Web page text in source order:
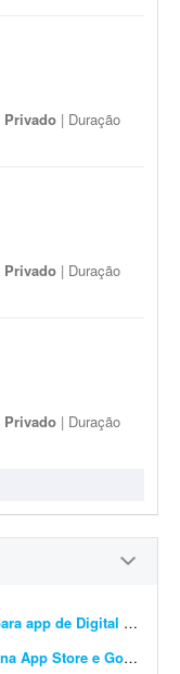
Privado | Duração
Privado | Duração
Privado | Duração
Desenvolvedor Android sênior (Kotlin) para app de Digital Signage 24/7
Configuração e aprovação de aplicativo na App Store e Google Play